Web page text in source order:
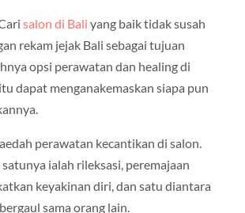
salon di Bali yang baik tidak susah
rekam jejak Bali sebagai tujuan
opsi perawatan dan healing di
dapat menganakemaskan siapa pun
perawatan kecantikan di salon.
ialah rileksasi, peremajaan
keyakinan diri, dan satu diantara
sama orang lain.